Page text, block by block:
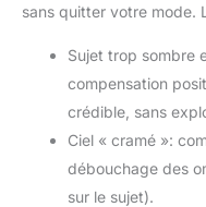
sans quitter votre mode.
Sujet trop sombre
compensation
crédible, sans
Ciel « cramé »:
débouchage des
sur le sujet).